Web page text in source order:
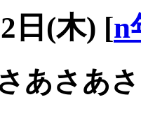
日(木) [n
あさあ